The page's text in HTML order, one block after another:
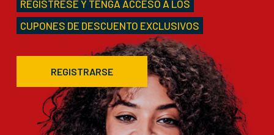
REGÍSTRESE Y TENGA ACCESO A LOS
CUPONES DE DESCUENTO EXCLUSIVOS
REGISTRARSE